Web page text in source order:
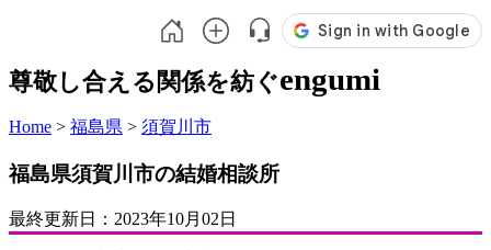
尊敬し合える関係を紡ぐengumi
Home > 福島県 > 須賀川市
福島県須賀川市の結婚相談所
最終更新日： 2023年10月02日